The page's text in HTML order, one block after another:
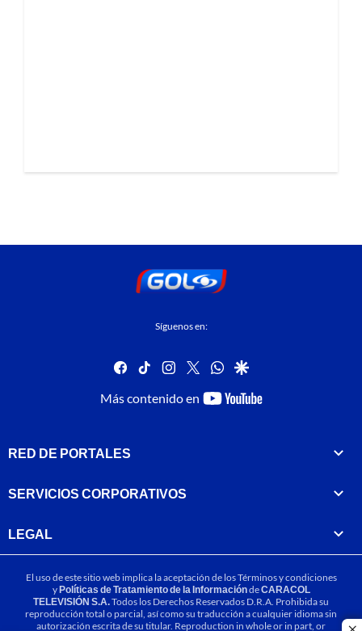
Síguenos en:
facebook
tiktok instagram
twitterwhatsapp
google
Más contenido en
youtube-
RED DE PORTALES
SERVICIOS CORPORATIVOS
LEGAL
El uso de este sitio web implica la aceptación de losTérminos y condiciones
yPolíticas de Tratamiento de la InformacióndeCARACOL
TELEVISIÓN S.A.Todos los Derechos Reservados D.R.A. Prohibida su
reproducción total o parcial, así como su traducción a cualquier idioma sin
autorización escrita de su titular. Reproduction in whole or in part, or